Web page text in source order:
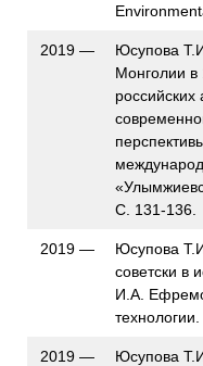
2019 —
Юсупова
Монголии в
С. 131-136.
2019 —
Юсупова
советски в
И.А.
2019 —
Юсупова